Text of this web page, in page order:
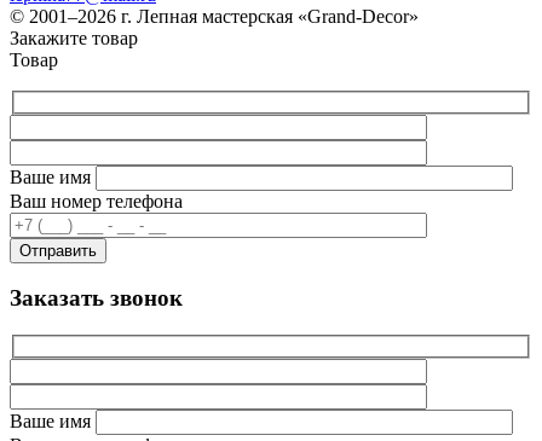
© 2001–2026 г. Лепная мастерская «Grand-Decor»
Закажите товар
Товар
Ваше имя
Ваш номер телефона
Заказать звонок
Ваше имя